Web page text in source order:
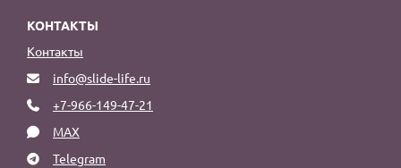
КОНТАКТЫ
Контакты
info@slide-life.ru
+7-966-149-47-21
MAX
Telegram